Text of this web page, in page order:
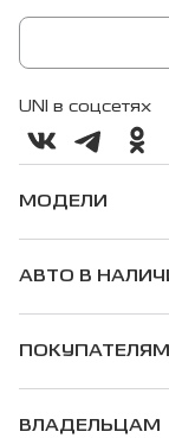
UNI в соцсетях
МОДЕЛИ
АВТО В
ПОКУПАТЕЛЯМ
ВЛАДЕЛЬЦАМ